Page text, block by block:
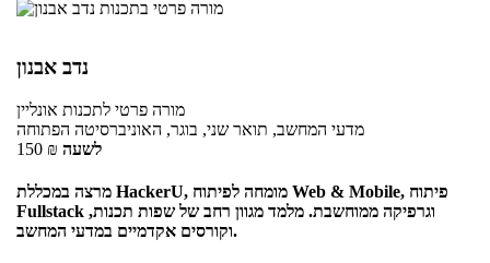
נדב אבנון
מורה פרטי לתכנות אונליין
מדעי המחשב, תואר שני, בוגר, האוניברסיטה הפתוחה
150 ₪ לשעה
מרצה במכללת HackerU, מומחה לפיתוח Web & Mobile, פיתוח
Fullstack וגרפיקה ממוחשבת. מלמד מגוון רחב של שפות תכנות,
וקורסים אקדמיים במדעי המחשב.